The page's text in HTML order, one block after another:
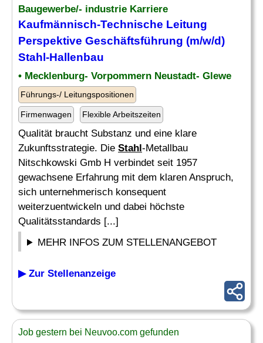
Baugewerbe/- industrie Karriere
Kaufmännisch-Technische Leitung
Perspektive Geschäftsführung (m/w/d)
Stahl -Hallenbau
• Mecklenburg- Vorpommern Neustadt- Glewe
Führungs-/ Leitungspositionen
Firmenwagen Flexible Arbeitszeiten
Qualität braucht Substanz und eine klare
Zukunftsstrategie. Die Stahl-Metallbau
Nitschkowski Gmb H verbindet seit 1957
gewachsene Erfahrung mit dem klaren Anspruch,
sich unternehmerisch konsequent
weiterzuentwickeln und dabei höchste
Qualitätsstandards [...]
MEHR INFOS ZUM STELLENANGEBOT
▶ Zur Stellenanzeige
Job gestern bei Neuvoo.com gefunden